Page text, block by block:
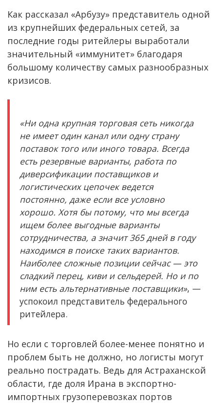
Как рассказал «Арбузу» представитель одной
из крупнейших федеральных сетей, за
последние годы ритейлеры выработали
значительный «иммунитет» благодаря
большому количеству самых разнообразных
кризисов.
«Ни одна крупная торговая сеть никогда
не имеет один канал или одну страну
поставок того или иного товара. Всегда
есть резервные варианты, работа по
диверсификации поставщиков и
логистических цепочек ведется
постоянно, даже если все условно
хорошо. Хотя бы потому, что мы всегда
ищем более выгодные варианты
сотрудничества, а значит 365 дней в году
находимся в поиске таких вариантов.
Наиболее сложные позиции сейчас — это
сладкий перец, киви и сельдерей. Но и по
ним есть альтернативные поставщики», —
успокоил представитель федерального
ритейлера.
Но если с торговлей более-менее понятно и
проблем быть не должно, но логисты могут
реально пострадать. Ведь для Астраханской
области, где доля Ирана в экспортно-
импортных грузоперевозках портов